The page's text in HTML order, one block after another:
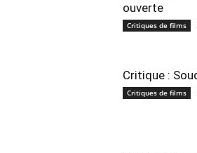
ouverte
Critiques de films
Critique :
Critiques de films